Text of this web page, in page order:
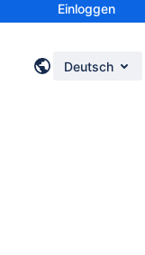
Einloggen
Deutsch